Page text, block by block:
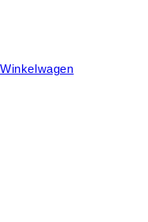
Winkelwagen